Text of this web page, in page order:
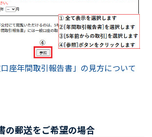
口座年間取引報告書」の見方について
の郵送をご希望の場合